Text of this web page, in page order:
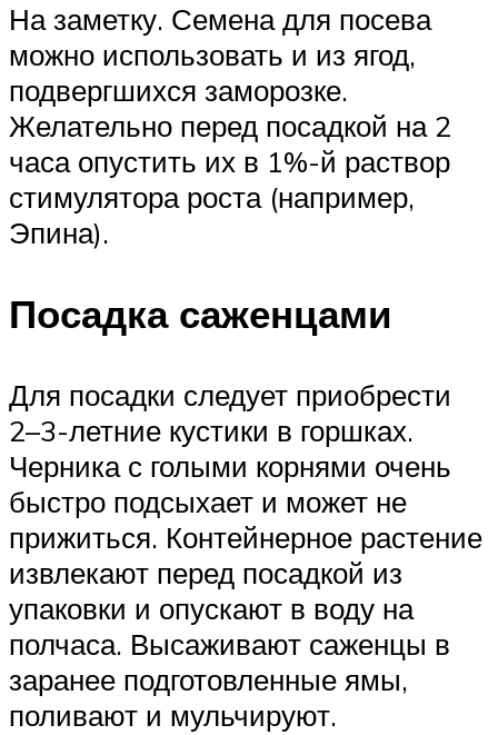
На заметку. Семена для посева
можно использовать и из ягод,
подвергшихся заморозке.
Желательно перед посадкой на 2
часа опустить их в 1%-й раствор
стимулятора роста (например,
Эпина).
Посадка саженцами
Для посадки следует приобрести
2–3-летние кустики в горшках.
Черника с голыми корнями очень
быстро подсыхает и может не
прижиться. Контейнерное растение
извлекают перед посадкой из
упаковки и опускают в воду на
полчаса. Высаживают саженцы в
заранее подготовленные ямы,
поливают и мульчируют.